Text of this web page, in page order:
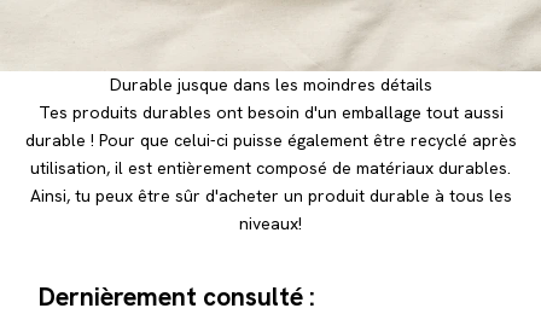
Durable jusque dans les moindres détails
Tes produits durables ont besoin d'un emballage tout aussi
durable ! Pour que celui-ci puisse également être recyclé après
utilisation, il est entièrement composé de matériaux durables.
Ainsi, tu peux être sûr d'acheter un produit durable à tous les
niveaux!
Dernièrement consulté :